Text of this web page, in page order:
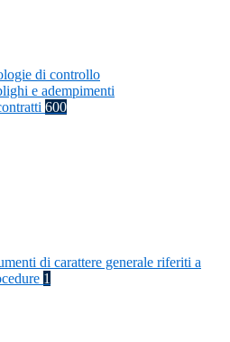
di controllo
e adempimenti
600
di carattere generale riferiti a
1